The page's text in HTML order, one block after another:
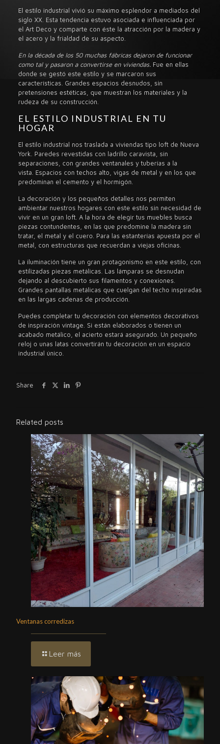
El estilo industrial vivió su máximo esplendor a mediados del
siglo XX. Esta tendencia estuvo asociada e influenciada por
el Art Deco y comparte con éste la atracción por la madera y
el acero y la frialdad de su aspecto.
En la década de los 50 muchas fábricas dejaron de funcionar
como tal y pasaron a convertirse en viviendas.Fue en ellas
donde se gestó este estilo y se marcaron sus
características. Grandes espacios desnudos, sin
pretensiones estéticas, que muestran los materiales y la
rudeza de su construcción.
EL ESTILO INDUSTRIAL EN TU
HOGAR
El estilo industrial nos traslada a viviendas tipo loft de Nueva
York. Paredes revestidas con ladrillo caravista, sin
separaciones, con grandes ventanales y tuberías a la
vista. Espacios con techos alto, vigas de metal y en los que
predominan el cemento y el hormigón.
La decoración y los pequeños detalles nos permiten
ambientar nuestros hogares con este estilo sin necesidad de
vivir en un gran loft. A la hora de elegir tus muebles busca
piezas contundentes, en las que predomine la madera sin
tratar, el metal y el cuero. Para las estanterías apuesta por el
metal, con estructuras que recuerdan a viejas oficinas.
La iluminación tiene un gran protagonismo en este estilo, con
estilizadas piezas metálicas. Las lámparas se desnudan
dejando al descubierto sus filamentos y conexiones.
Grandes pantallas metálicas que cuelgan del techo inspiradas
en las largas cadenas de producción.
Puedes completar tu decoración con elementos decorativos
de inspiración vintage. Si están elaborados o tienen un
acabado metálico, el acierto estará asegurado. Un pequeño
reloj o unas latas convertirán tu decoración en un espacio
industrial único.
Share
Related posts
Ventanas corredizas
Leer más